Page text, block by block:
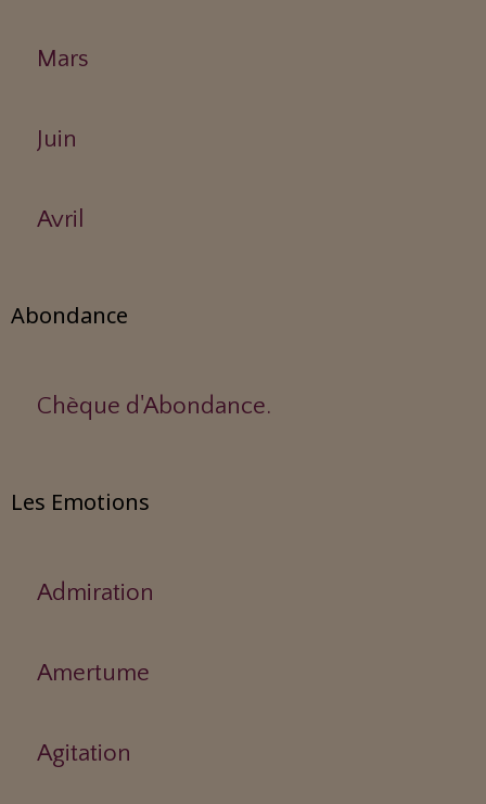
Mars
Juin
Avril
Abondance
Chèque d'Abondance.
Les Emotions
Admiration
Amertume
Agitation